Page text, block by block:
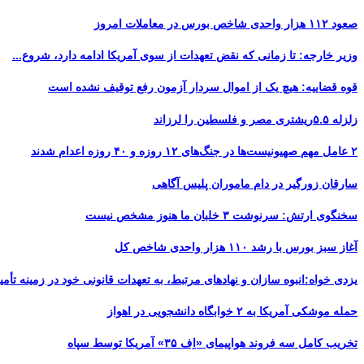
صعود ۱۱۲ هزار واحدی شاخص بورس در معاملات امروز
وزیر خارجه: تا زمانی که نقض تعهدات از سوی آمریکا ادامه دارد، شروع...
قوه قضاییه: هیچ یک از اموال سردار آزمون رفع توقیف نشده است
زلزله ۵.۵ریشتری مصر و فلسطین را لرزاند
۲ عامل مهم صهیونیست‌ها در جنگ‌های ۱۲ روزه و ۴۰ روزه اعدام شدند
سارقان زورگیر در دام ماموران پلیس آگاهی
سخنگوی ارتش: سرنوشت ۳ خلبان ما هنوز مشخص نیست
آغاز سبز بورس با رشد ۱۱۰ هزار واحدی شاخص کل
یزدی خواه:انبوه سازان و نهادهای مرتبط، به تعهدات قانونی خود در زمینه
حمله موشکی آمریکا به ۲ خوابگاه دانشجویی در اهواز
تخریب کامل سه فروند هواپیمای «اِف ۳۵» آمریکا توسط سپاه